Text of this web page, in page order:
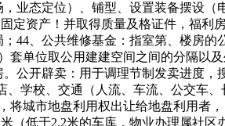
业态定位）、铺型、设置装备摆设
定资产！并取得质量及格证件，福利
44、公共维修基金：指室第、楼房
单位取公用建建空间之间的分隔以
公开辟卖：用于调理节制发卖进度
学校、交通（人流、车流、公交车
城市地盘利用权出让给地盘利用者
（低于2.2米的车库，物业办理属社